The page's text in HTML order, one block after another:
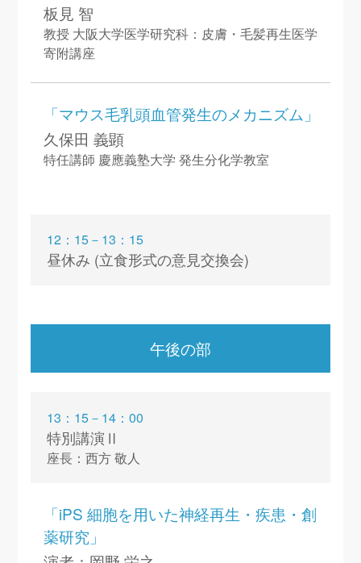
板見 智
教授 大阪大学医学研究科：皮膚・毛髪再生医学
寄附講座
「マウス毛乳頭血管発生のメカニズム」
久保田 義顕
特任講師 慶應義塾大学 発生分化学教室
12：15－13：15
昼休み (立食形式の意見交換会)
午後の部
13：15－14：00
特別講演Ⅱ
座長：西方 敬人
「iPS 細胞を用いた神経再生・疾患・創
薬研究」